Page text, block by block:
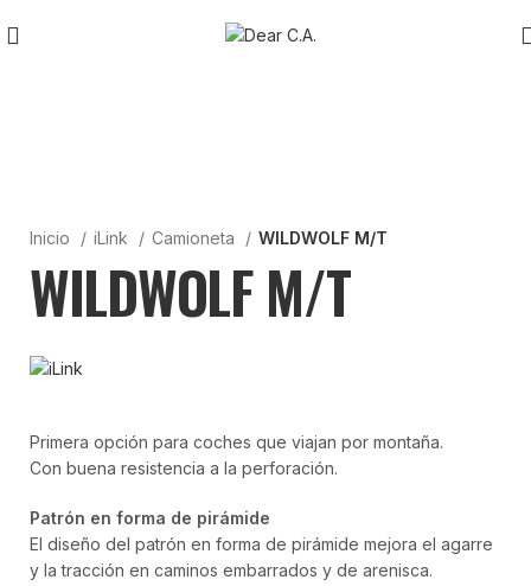
Inicio iLink Camioneta WILDWOLF M/T
WILDWOLF M/T
Primera opción para coches que viajan por montaña.
Con buena resistencia a la perforación.
Patrón en forma de pirámide
El diseño del patrón en forma de pirámide mejora el agarre
y la tracción en caminos embarrados y de arenisca.